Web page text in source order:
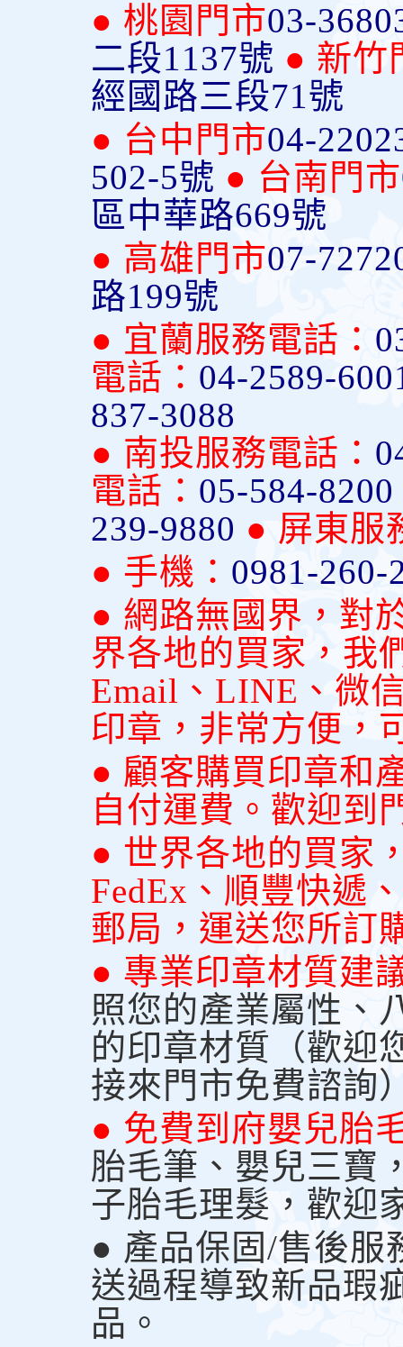
● 桃園門市03-
二段1137號 ● 新竹
經國路三段71號
● 台中門市04-
502-5號 ● 台南門市
區中華路669號
● 高雄門市07-
路199號
● 宜蘭服務電話：
電話： 04-2589-
837-3088
● 南投服務電話：
電話： 05-584-8200
239-9880 ● 屏東服
● 手機： 0981-260-
● 網路無國界，對
界各地的買家，我
Email、LINE、微
印章，非常方便，
● 顧客購買印章和
自付運費。歡迎到
● 世界各地的買家
FedEx、順豐快遞
郵局，運送您所訂
● 專業印章材質建
照您的產業屬性、
的印章材質（歡迎
接來門市免費諮詢
● 免費到府嬰兒胎
胎毛筆、嬰兒三寶
子胎毛理髮，歡迎
● 產品保固/售後服
送過程導致新品瑕
品。